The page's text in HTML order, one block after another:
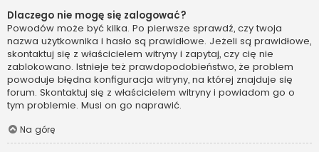
Dlaczego nie mogę się zalogować?
Powodów może być kilka. Po pierwsze sprawdź, czy twoja
nazwa użytkownika i hasło są prawidłowe. Jeżeli są prawidłowe,
skontaktuj się z właścicielem witryny i zapytaj, czy cię nie
zablokowano. Istnieje też prawdopodobieństwo, że problem
powoduje błędna konfiguracja witryny, na której znajduje się
forum. Skontaktuj się z właścicielem witryny i powiadom go o
tym problemie. Musi on go naprawić.
Na górę